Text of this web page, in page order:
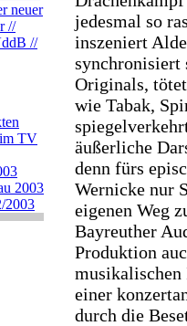
neuer
//
//
TV
2003
2003
jedesmal so
inszeniert
synchronisiert
Originals,
wie Tabak,
äußerliche
denn fürs
Wernicke nur
eigenen Weg
Bayreuther
Produktion
musikalischen
einer
durch die